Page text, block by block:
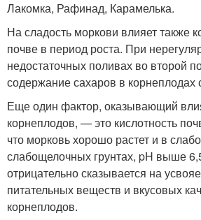
Лакомка, Рафинад, Карамелька.
На сладость моркови влияет также
почве в период роста. При
недостаточных поливах во второй
содержание сахаров в корнеплодах
Еще один фактор, оказывающий
корнеплодов, — это кислотность
что морковь хорошо растет и в
слабощелочных грунтах, pH выше
отрицательно сказывается на
питательных веществ и вкусовых
корнеплодов.